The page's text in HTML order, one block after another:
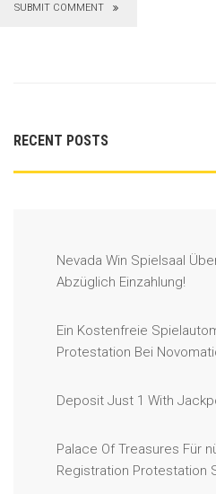
SUBMIT COMMENT
RECENT POSTS
Nevada Win Spielsaal
Abzüglich Einzahlung!
Ein Kostenfreie
Protestation Bei
Deposit Just 1 With
Palace Of Treasures Für
Registration Protestation